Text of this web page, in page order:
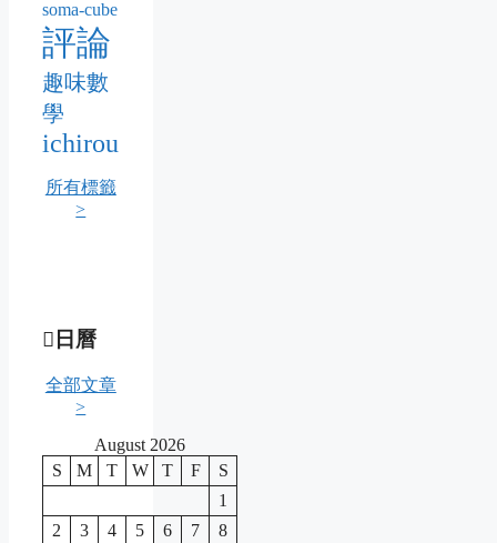
soma-cube
評論
趣味數
學
ichirou
所有標籤
>
日曆
全部文章
>
August 2026
S
M T W T F
S
1
2
3 4 5 6 7
8